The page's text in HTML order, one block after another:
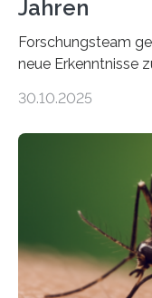
Jahren
Forschungsteam
neue Erkenntnisse
Landpflanzen
Grünalgen, die vor
lebten. Unter den
die noch heute in
Süßwasseralge
dieser Gruppe
mit
30.10.2025